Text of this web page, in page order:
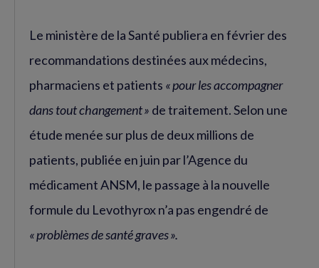
Le ministère de la Santé publiera en février des
recommandations destinées aux médecins,
pharmaciens et patients « pour les accompagner
dans tout changement » de traitement. Selon une
étude menée sur plus de deux millions de
patients, publiée en juin par l’Agence du
médicament ANSM, le passage à la nouvelle
formule du Levothyrox n’a pas engendré de
« problèmes de santé graves ».